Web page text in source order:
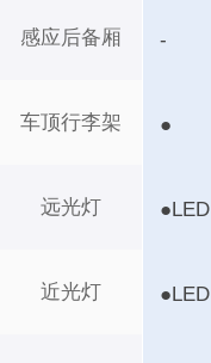
感应后备厢
车顶行李架
远光灯
近光灯
-
●
●LED
●LED